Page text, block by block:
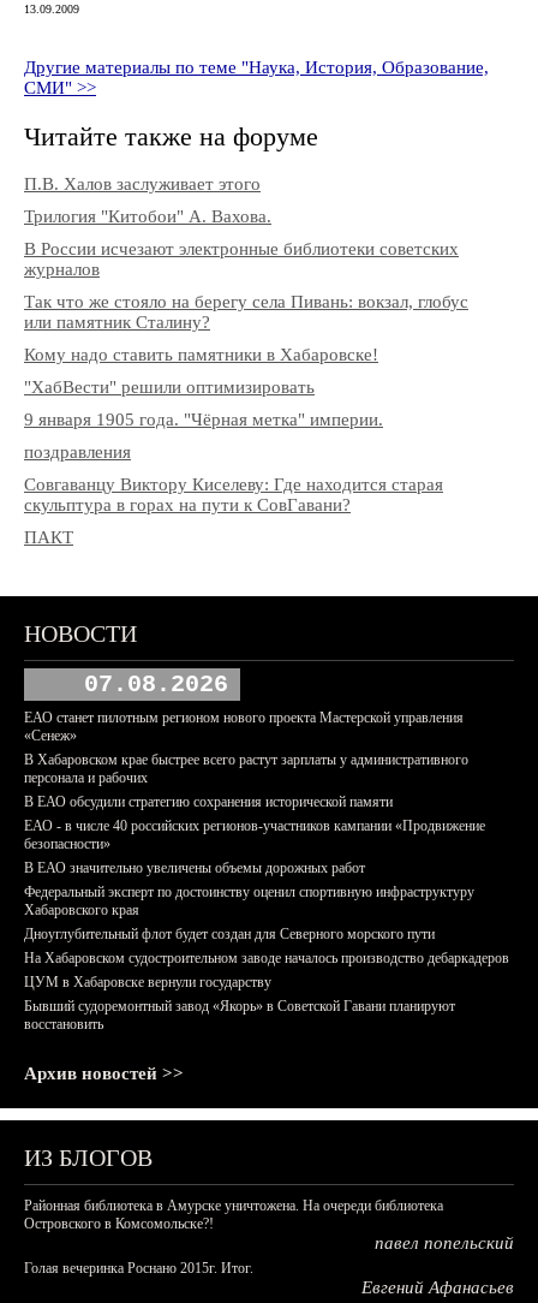
13.09.2009
Другие материалы по теме "Наука, История, Образование,
СМИ" >>
Читайте также на форуме
П.В. Халов заслуживает этого
Трилогия "Китобои" А. Вахова.
В России исчезают электронные библиотеки советских
журналов
Так что же стояло на берегу села Пивань: вокзал, глобус
или памятник Сталину?
Кому надо ставить памятники в Хабаровске!
"ХабВести" решили оптимизировать
9 января 1905 года. "Чёрная метка" империи.
поздравления
Совгаванцу Виктору Киселеву: Где находится старая
скульптура в горах на пути к СовГавани?
ПАКТ
НОВОСТИ
07.08.2026
ЕАО станет пилотным регионом нового проекта Мастерской управления
«Сенеж»
В Хабаровском крае быстрее всего растут зарплаты у административного
персонала и рабочих
В ЕАО обсудили стратегию сохранения исторической памяти
ЕАО - в числе 40 российских регионов-участников кампании «Продвижение
безопасности»
В ЕАО значительно увеличены объемы дорожных работ
Федеральный эксперт по достоинству оценил спортивную инфраструктуру
Хабаровского края
Дноуглубительный флот будет создан для Северного морского пути
На Хабаровском судостроительном заводе началось производство дебаркадеров
ЦУМ в Хабаровске вернули государству
Бывший судоремонтный завод «Якорь» в Советской Гавани планируют
восстановить
Архив новостей >>
ИЗ БЛОГОВ
Районная библиотека в Амурске уничтожена. На очереди библиотека
Островского в Комсомольске?!
павел попельский
Голая вечеринка Роснано 2015г. Итог.
Евгений Афанасьев